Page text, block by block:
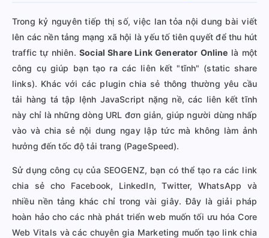
Trong kỷ nguyên tiếp thị số, việc lan tỏa nội dung bài viết
lên các nền tảng mạng xã hội là yếu tố tiên quyết để thu hút
traffic tự nhiên.Social Share Link Generator Online là một
công cụ giúp bạn tạo ra các liên kết "tĩnh" (static share
links). Khác với các plugin chia sẻ thông thường yêu cầu
tải hàng tá tập lệnh JavaScript nặng nề, các liên kết tĩnh
này chỉ là những dòng URL đơn giản, giúp người dùng nhấp
vào và chia sẻ nội dung ngay lập tức mà không làm ảnh
hưởng đến tốc độ tải trang (PageSpeed).
Sử dụng công cụ của SEOGENZ, bạn có thể tạo ra các link
chia sẻ cho Facebook, LinkedIn, Twitter, WhatsApp và
nhiều nền tảng khác chỉ trong vài giây. Đây là giải pháp
hoàn hảo cho các nhà phát triển web muốn tối ưu hóa Core
Web Vitals và các chuyên gia Marketing muốn tạo link chia